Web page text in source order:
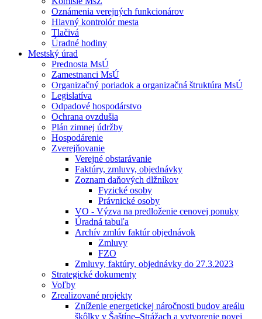
Oznámenia verejných funkcionárov
Hlavný kontrolór mesta
Tlačivá
Úradné hodiny
Mestský úrad
Prednosta MsÚ
Zamestnanci MsÚ
Organizačný poriadok a organizačná štruktúra MsÚ
Legislatíva
Odpadové hospodárstvo
Ochrana ovzdušia
Plán zimnej údržby
Hospodárenie
Zverejňovanie
Verejné obstarávanie
Faktúry, zmluvy, objednávky
Zoznam daňových dlžníkov
Fyzické osoby
Právnické osoby
VO - Výzva na predloženie cenovej ponuky
Úradná tabuľa
Archív zmlúv faktúr objednávok
Zmluvy
FZO
Zmluvy, faktúry, objednávky do 27.3.2023
Strategické dokumenty
Voľby
Zrealizované projekty
Zníženie energetickej náročnosti budov areálu
škôlky v Šaštíne–Strážach a vytvorenie novej